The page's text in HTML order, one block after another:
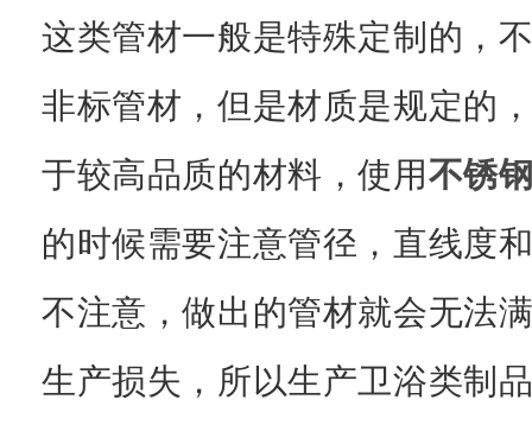
这类管材一般是特殊定制的，
非标管材，但是材质是规定的
于较高品质的材料，使用不锈
的时候需要注意管径，直线度
不注意，做出的管材就会无法
生产损失，所以生产卫浴类制